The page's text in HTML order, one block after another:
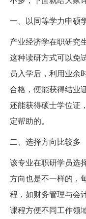
一、以同等学力申硕
产业经济学在职研究
这种读研方式可以免
员入学后，利用业余
合格，便能获得结业
还能获得硕士学位证
定帮助的。
二、选择方向比较多
该专业在职研学员选
方向也是不一样的，
程，如财务管理与会
课程方便不同工作领